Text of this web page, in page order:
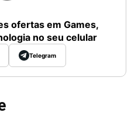
ofertas em Games,
no seu celular
Telegram